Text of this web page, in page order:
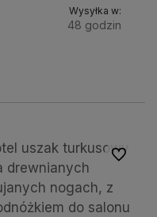
Wysyłka w:
48 godzin
uszak turkusowy
drewnianych
nogach, z
do salonu
Do